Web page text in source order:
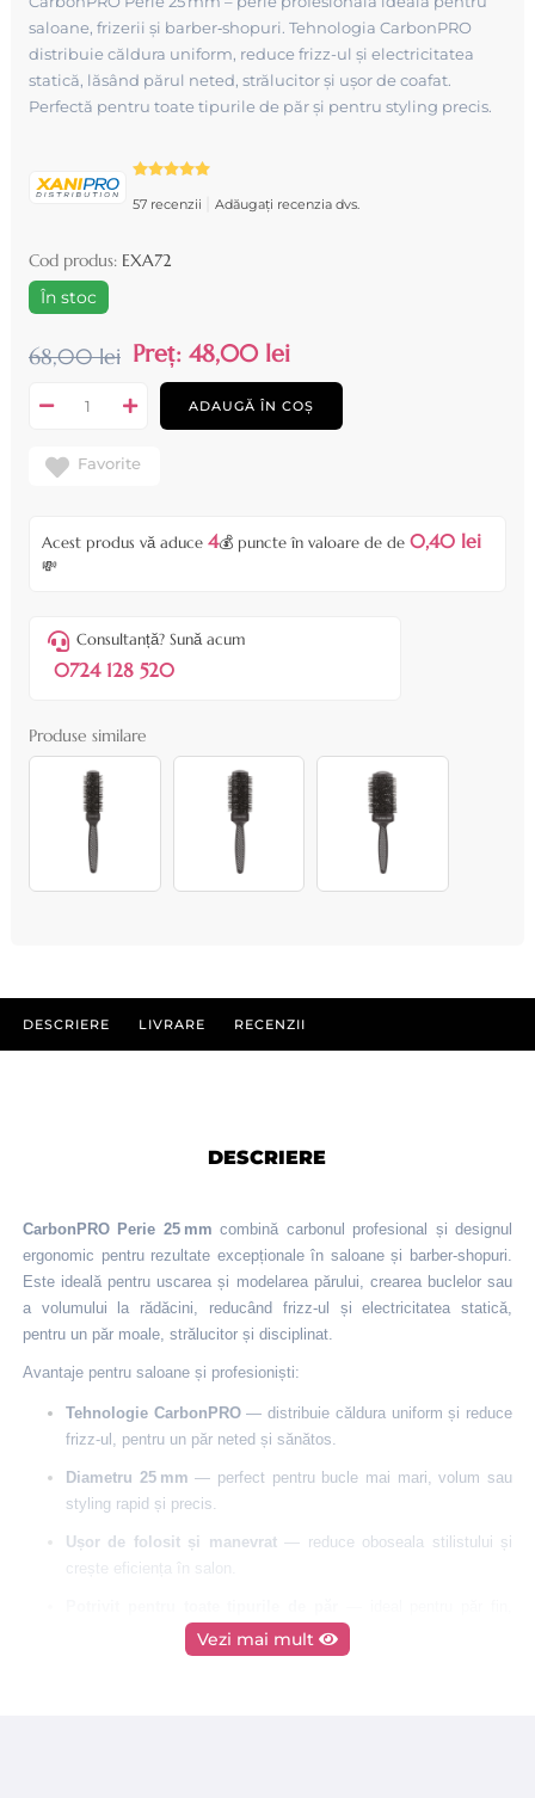
saloane, frizerii și barber‑shopuri. Tehnologia CarbonPRO
distribuie căldura uniform, reduce frizz-ul și electricitatea
statică, lăsând părul neted, strălucitor și ușor de coafat.
Perfectă pentru toate tipurile de păr și pentru styling precis.
57 recenzii Adăugați recenzia dvs.
Cod produs: EXA72
În stoc
68,00 lei Preț: 48,00 lei
ADAUGĂ ÎN COȘ
Favorite
Acest produs vă aduce 4💰 puncte în valoare de de 0,40 lei
💸
Consultanță? Sună acum
0724 128 520
Produse similare
DESCRIERE LIVRARE RECENZII
DESCRIERE
CarbonPRO Perie 25 mm combină carbonul profesional și designul
ergonomic pentru rezultate excepționale în saloane și barber‑shopuri.
Este ideală pentru uscarea și modelarea părului, crearea buclelor sau
a volumului la rădăcini, reducând frizz-ul și electricitatea statică,
pentru un păr moale, strălucitor și disciplinat.
Avantaje pentru saloane și profesioniști:
Tehnologie CarbonPRO— distribuie căldura uniform și reduce
frizz-ul, pentru un păr neted și sănătos.
Diametru 25 mm — perfect pentru bucle mai mari, volum sau
styling rapid și precis.
Ușor de folosit și manevrat— reduce oboseala stilistului și
crește eficiența în salon.
Vezi mai mult